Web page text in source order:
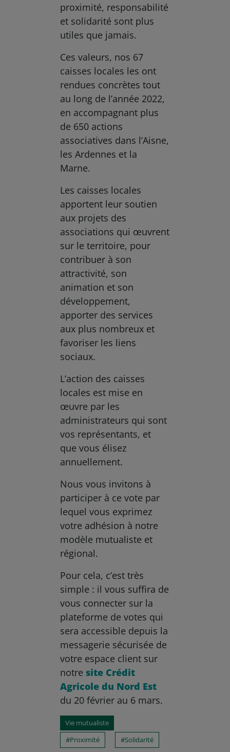
proximité, responsabilité
et solidarité sont plus
utiles que jamais.
Ces valeurs, nos 67
caisses locales les ont
rendues concrètes tout
au long de l’année 2022,
en accompagnant plus
de 650 actions
associatives dans l’Aisne,
les Ardennes et la
Marne.
Les caisses locales
apportent leur soutien
aux projets des
associations qui œuvrent
sur le territoire, pour
contribuer à son
attractivité, son
animation et son
développement,
apporter des services
aux plus nombreux et
favoriser les liens
sociaux.
L’action des caisses
locales est mise en
œuvre par les
administrateurs qui sont
vos représentants, et
que vous élisez
annuellement.
Nous vous invitons à
participer à ce vote par
lequel vous exprimez
votre adhésion à notre
modèle mutualiste et
régional.
Pour cela, c’est très
simple : il vous suffira de
vous connecter sur la
plateforme de votes qui
sera accessible depuis la
messagerie sécurisée de
votre espace client sur
notresite Crédit
Agricole du Nord Est
du 20 février au 6 mars.
Vie mutualiste
Proximité
Solidarité